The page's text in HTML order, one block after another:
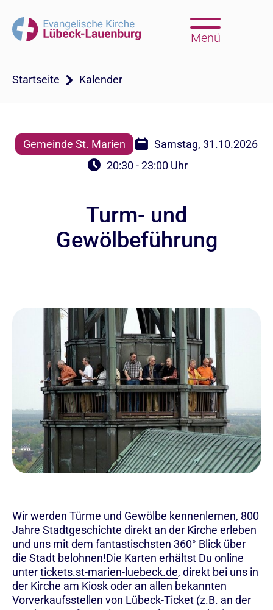
Menü
Startseite Kalender
Gemeinde St. Marien
Samstag, 31.10.2026
20:30 - 23:00 Uhr
Turm- und
Gewölbeführung
Wir werden Türme und Gewölbe kennenlernen, 800
Jahre Stadtgeschichte direkt an der Kirche erleben
und uns mit dem fantastischsten 360° Blick über
die Stadt belohnen!Die Karten erhältst Du online
untertickets.st-marien-luebeck.de, direkt bei uns in
der Kirche am Kiosk oder an allen bekannten
Vorverkaufsstellen von Lübeck-Ticket (z.B. an der